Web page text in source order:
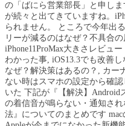
の「ばにら営業部長」と申し
が続々と出てきていますね。
られません。 ところで今年出
リーが減るのはなぜ？不具合
iPhone11ProMax大きさレビュ
わかった事, iOS13.3でも改善
なぜ？解決策はあるの？, カー
ない時はスマホの設定から確
いた 下記が『【解決】Android
の着信音が鳴らない・通知さ
法』についてのまとめです